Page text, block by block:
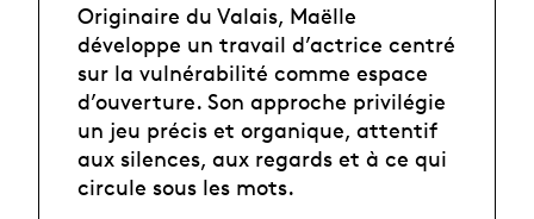
Originaire du Valais, Maëlle
développe un travail d’actrice centré
sur la vulnérabilité comme espace
d’ouverture. Son approche privilégie
un jeu précis et organique, attentif
aux silences, aux regards et à ce qui
circule sous les mots.